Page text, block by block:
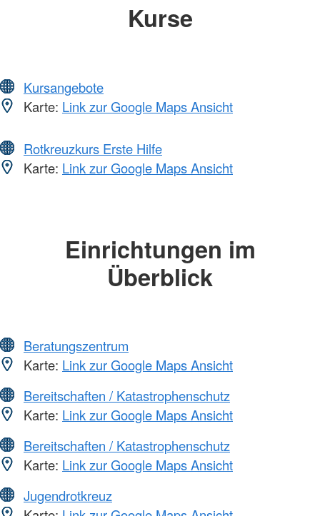
Kurse
Kursangebote
Karte: Link zur Google Maps Ansicht
Rotkreuzkurs Erste Hilfe
Karte: Link zur Google Maps Ansicht
Einrichtungen im
Überblick
Beratungszentrum
Karte: Link zur Google Maps Ansicht
Bereitschaften / Katastrophenschutz
Karte: Link zur Google Maps Ansicht
Bereitschaften / Katastrophenschutz
Karte: Link zur Google Maps Ansicht
Jugendrotkreuz